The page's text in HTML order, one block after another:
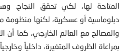
المتاحة لها، لكي تحقق
دبلوماسية أو عسكرية، لكنها منظومة
والمصالح مع العالم الخارجي، كما أن
بمراعاة الظروف المتغيرة، داخلياً